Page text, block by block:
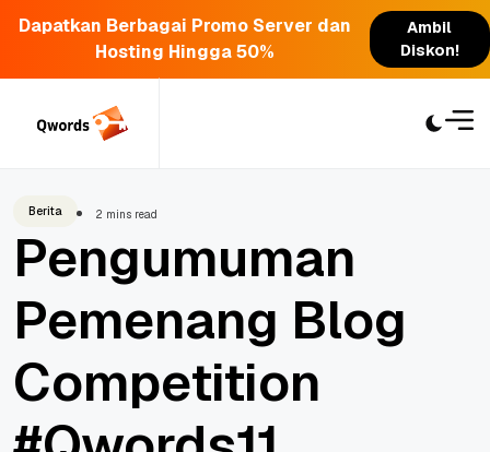
Dapatkan Berbagai Promo Server dan
Hosting Hingga 50%
Ambil
Diskon!
Berita 2 mins read
Pengumuman
Pemenang Blog
Competition